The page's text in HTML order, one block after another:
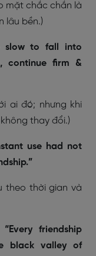
mặt chắc chắn là
lâu bền.)
slow to fall into
continue firm &
ai đó; nhưng khi
thay đổi.)
use had not
theo thời gian và
“Every friendship
black valley of